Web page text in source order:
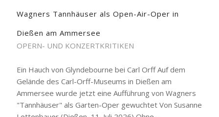
Wagners Tannhäuser als Open-Air-Oper in
Dießen am Ammersee
OPERN- UND KONZERTKRITIKEN
Ein Hauch von Glyndebourne bei Carl Orff Auf dem
Gelände des Carl-Orff-Museums in Dießen am
Ammersee wurde jetzt eine Aufführung von Wagners
"Tannhäuser" als Garten-Oper gewuchtet Von Susanne